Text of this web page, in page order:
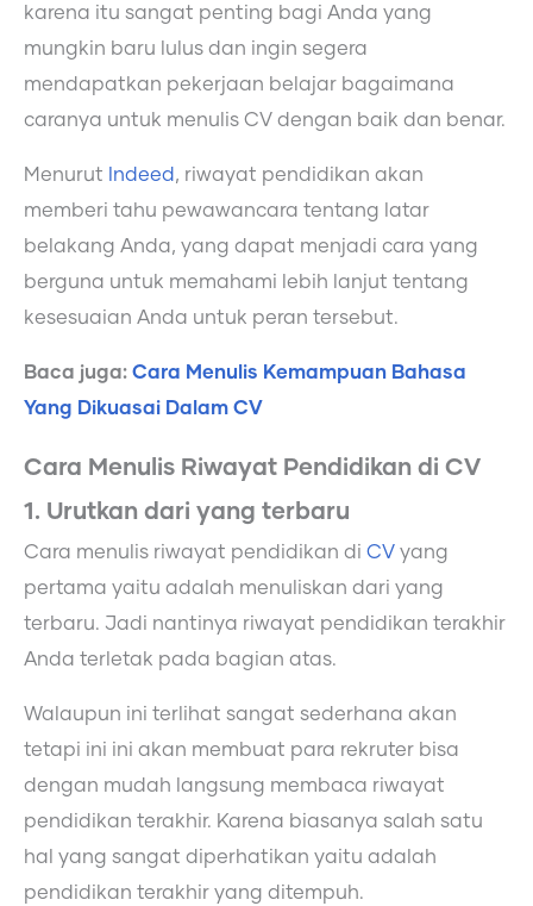
karena itu sangat penting bagi Anda yang
mungkin baru lulus dan ingin segera
mendapatkan pekerjaan belajar bagaimana
caranya untuk menulis CV dengan baik dan benar.
Menurut Indeed , riwayat pendidikan akan
memberi tahu pewawancara tentang latar
belakang Anda, yang dapat menjadi cara yang
berguna untuk memahami lebih lanjut tentang
kesesuaian Anda untuk peran tersebut.
Baca juga: Cara Menulis Kemampuan Bahasa
Yang Dikuasai Dalam CV
Cara Menulis Riwayat Pendidikan di CV
1. Urutkan dari yang terbaru
Cara menulis riwayat pendidikan di CV yang
pertama yaitu adalah menuliskan dari yang
terbaru. Jadi nantinya riwayat pendidikan terakhir
Anda terletak pada bagian atas.
Walaupun ini terlihat sangat sederhana akan
tetapi ini ini akan membuat para rekruter bisa
dengan mudah langsung membaca riwayat
pendidikan terakhir. Karena biasanya salah satu
hal yang sangat diperhatikan yaitu adalah
pendidikan terakhir yang ditempuh.